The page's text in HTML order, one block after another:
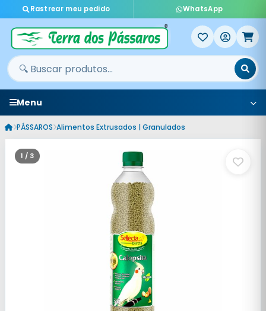
Rastrear meu pedido WhatsApp
Menu
PÁSSAROS Alimentos Extrusados | Granulados
1 / 3